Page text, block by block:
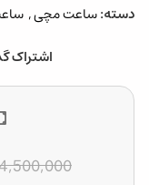
دسته:ساعت مچی,
اشتراک